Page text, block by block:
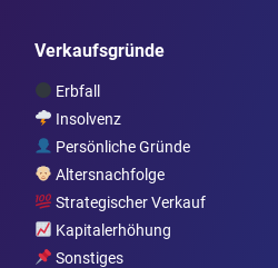
Verkaufsgründe
Erbfall
Insolvenz
Persönliche Gründe
Altersnachfolge
Strategischer Verkauf
Kapitalerhöhung
Sonstiges